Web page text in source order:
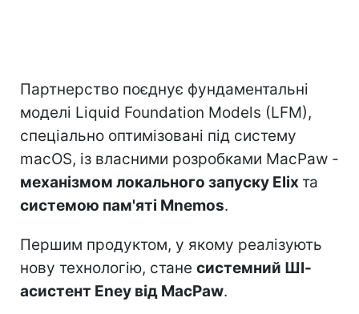
Партнерство поєднує фундаментальні
моделі Liquid Foundation Models (LFM),
спеціально оптимізовані під систему
macOS, із власними розробками MacPaw -
механізмом локального запуску Elixта
системою пам'яті Mnemos.
Першим продуктом, у якому реалізують
нову технологію, стане системний ШІ-
асистент Eney від MacPaw.